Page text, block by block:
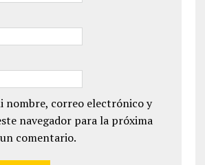
nombre, correo electrónico y
navegador para la próxima
comentario.